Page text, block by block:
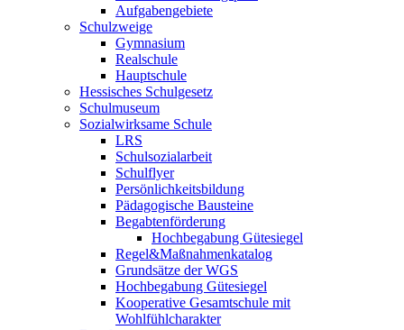
Aufgabengebiete
Schulzweige
Gymnasium
Realschule
Hauptschule
Hessisches Schulgesetz
Schulmuseum
Sozialwirksame Schule
LRS
Schulsozialarbeit
Schulflyer
Persönlichkeitsbildung
Pädagogische Bausteine
Begabtenförderung
Hochbegabung Gütesiegel
Regel&Maßnahmenkatalog
Grundsätze der WGS
Hochbegabung Gütesiegel
Kooperative Gesamtschule mit
Wohlfühlcharakter